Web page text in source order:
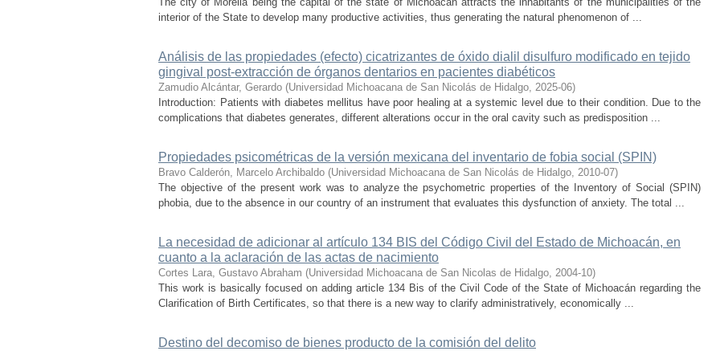
interior of the State to develop many productive activities, thus generating the natural phenomenon of ...
Análisis de las propiedades (efecto) cicatrizantes de óxido dialil disulfuro modificado en tejido
gingival post-extracción de órganos dentarios en pacientes diabéticos
Zamudio Alcántar, Gerardo (Universidad Michoacana de San Nicolás de Hidalgo, 2025-06)
Introduction: Patients with diabetes mellitus have poor healing at a systemic level due to their condition. Due to the
complications that diabetes generates, different alterations occur in the oral cavity such as predisposition ...
Propiedades psicométricas de la versión mexicana del inventario de fobia social (SPIN)
Bravo Calderón, Marcelo Archibaldo (Universidad Michoacana de San Nicolás de Hidalgo, 2010-07)
The objective of the present work was to analyze the psychometric properties of the Inventory of Social (SPIN)
phobia, due to the absence in our country of an instrument that evaluates this dysfunction of anxiety. The total ...
La necesidad de adicionar al artículo 134 BIS del Código Civil del Estado de Michoacán, en
cuanto a la aclaración de las actas de nacimiento
Cortes Lara, Gustavo Abraham (Universidad Michoacana de San Nicolas de Hidalgo, 2004-10)
This work is basically focused on adding article 134 Bis of the Civil Code of the State of Michoacán regarding the
Clarification of Birth Certificates, so that there is a new way to clarify administratively, economically ...
Destino del decomiso de bienes producto de la comisión del delito